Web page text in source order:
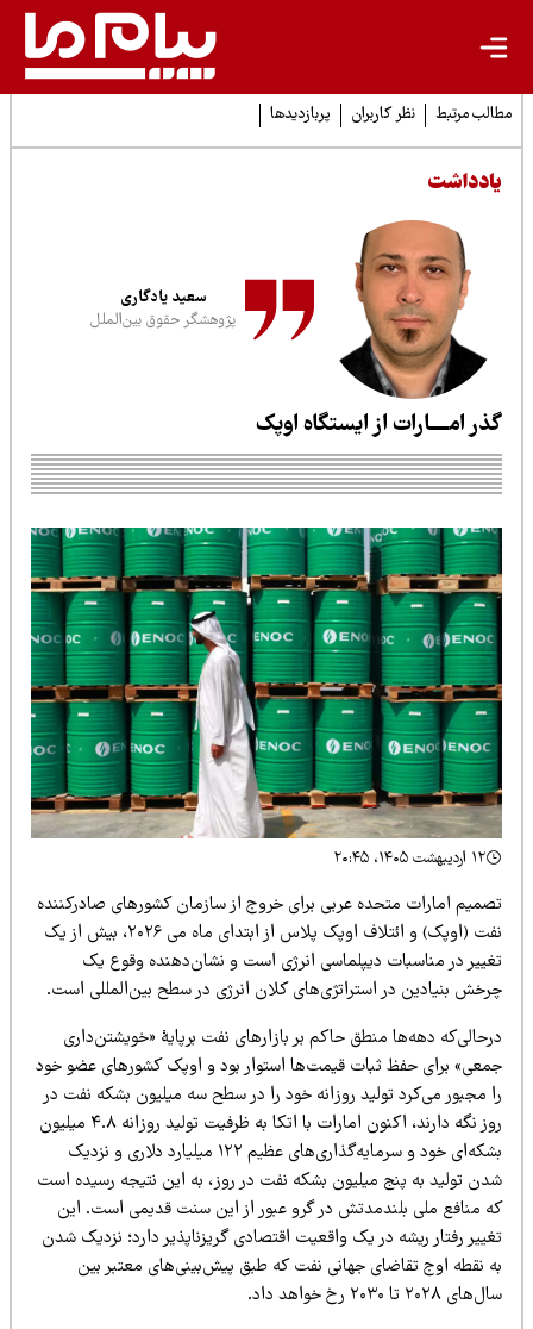
مرتبط نظر کاربران پربازدیدها
سعید یادگاری
پژوهشگر حقوق بین‌الملل
امــــارات از ایستگاه اوپک
امارات متحده عربی برای خروج از سازمان کشورهای صادرکننده
نفت (اوپک) و ائتلاف اوپک پلاس از ابتدای ماه می ۲۰۲۶، بیش از یک
در مناسبات دیپلماسی انرژی است و نشان‌دهنده وقوع یک
بنیادین در استراتژی‌های کلان انرژی در سطح بین‌المللی است.
دهه‌ها منطق حاکم بر بازارهای نفت برپایۀ «خویشتن‌داری
برای حفظ ثبات قیمت‌ها استوار بود و اوپک کشورهای عضو خود
مجبور می‌کرد تولید روزانه خود را در سطح سه میلیون بشکه نفت در
روز نگه دارند، اکنون امارات با اتکا به ظرفیت تولید روزانه ۴.۸ میلیون
بشکه‌ای خود و سرمایه‌گذاری‌های عظیم ۱۲۲ میلیارد دلاری و نزدیک
تولید به پنج میلیون بشکه نفت در روز، به این نتیجه رسیده است
منافع ملی بلندمدتش در گرو عبور از این سنت قدیمی است. این
رفتار ریشه در یک واقعیت اقتصادی گریزناپذیر دارد؛ نزدیک شدن
نقطه اوج تقاضای جهانی نفت که طبق پیش‌بینی‌های معتبر بین
۲۰۲۸ تا ۲۰۳۰ رخ خواهد داد.